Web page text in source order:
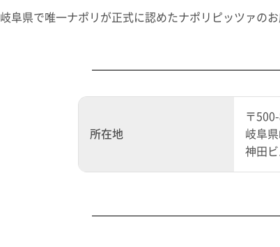
岐阜県で唯一ナポリが正式に認めたナポリピッツァの
所在地
〒
岐阜
神田ビ